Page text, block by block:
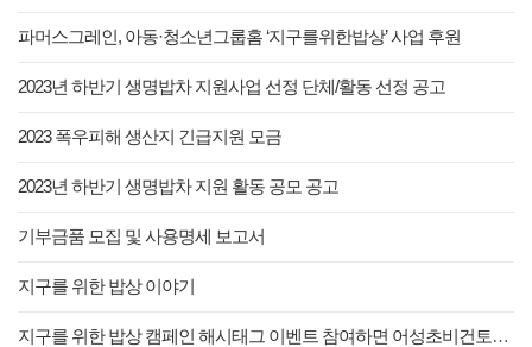
파머스그레인, 아동·청소년그룹홈 ‘지구를위한밥상’ 사업 후원
2023년 하반기 생명밥차 지원사업 선정 단체/활동 선정 공고
2023 폭우피해 생산지 긴급지원 모금
2023년 하반기 생명밥차 지원 활동 공모 공고
기부금품 모집 및 사용명세 보고서
지구를 위한 밥상 이야기
지구를 위한 밥상 캠페인 해시태그 이벤트 참여하면 어성초비건토너가 공짜!